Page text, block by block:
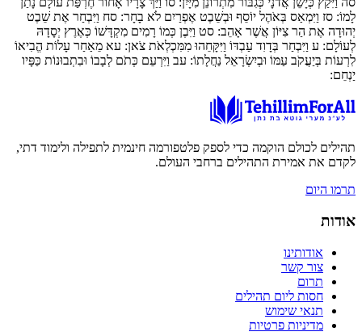
לָמוֹ: סז וַיִּמְאַס בְּאֹהֶל יוֹסֵף וּבְשֵׁבֶט אֶפְרַיִם לֹא בָחָר: סח וַיִּבְחַר אֶת שֵׁבֶט
יְהוּדָה אֶת הַר צִיּוֹן אֲשֶׁר אָהֵב: סט וַיִּבֶן כְּמוֹ רָמִים מִקְדָּשׁוֹ כְּאֶרֶץ יְסָדָהּ
לְעוֹלָם: ע וַיִּבְחַר בְּדָוִד עַבְדּוֹ וַיִּקָּחֵהוּ מִמִּכְלְאֹת צֹאן: עא מֵאַחַר עָלוֹת הֱבִיאוֹ
לִרְעוֹת בְּיַעֲקֹב עַמּוֹ וּבְיִשְׂרָאֵל נַחֲלָתוֹ: עב וַיִּרְעֵם כְּתֹם לְבָבוֹ וּבִתְבוּנוֹת כַּפָּיו
יַנְחֵם:
תהילים לכולם הוקמה כדי לספק פלטפורמה חינמית לתפילה ולימוד דתי,
לקדם את אמירת התהילים ברחבי העולם.
תרמו היום
אודות
אודותינו
צור קשר
תרום
חסות ליום תהילים
תנאי שימוש
מדיניות פרטיות